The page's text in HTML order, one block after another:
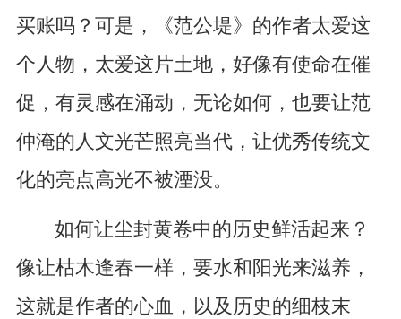
买账吗？可是，《范公堤》的作者太爱这
个人物，太爱这片土地，好像有使命在催
促，有灵感在涌动，无论如何，也要让范
仲淹的人文光芒照亮当代，让优秀传统文
化的亮点高光不被湮没。
如何让尘封黄卷中的历史鲜活起来？
像让枯木逢春一样，要水和阳光来滋养，
这就是作者的心血，以及历史的细枝末